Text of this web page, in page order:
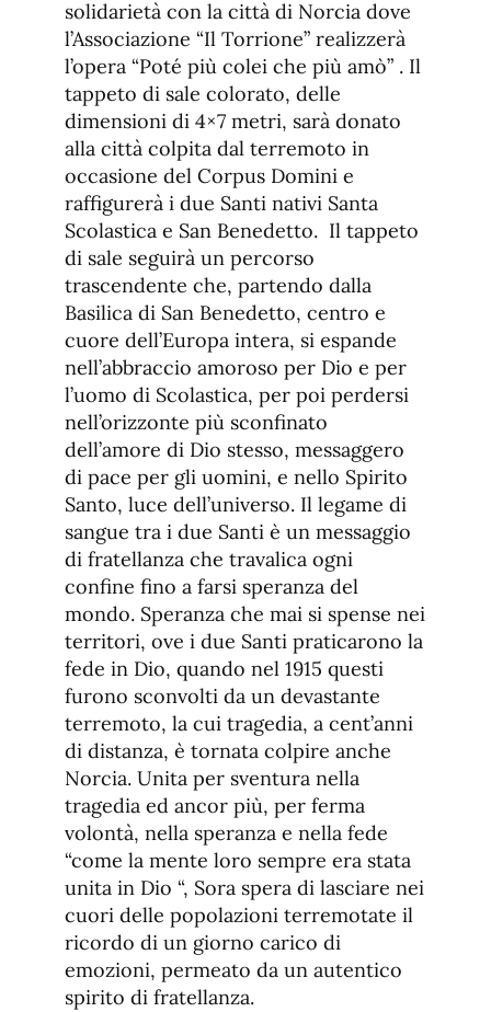
solidarietà con la città di Norcia dove
l’Associazione “Il Torrione” realizzerà
l’opera “Poté più colei che più amò” . Il
tappeto di sale colorato, delle
dimensioni di 4×7 metri, sarà donato
alla città colpita dal terremoto in
occasione del Corpus Domini e
raffigurerà i due Santi nativi Santa
Scolastica e San Benedetto. Il tappeto
di sale seguirà un percorso
trascendente che, partendo dalla
Basilica di San Benedetto, centro e
cuore dell’Europa intera, si espande
nell’abbraccio amoroso per Dio e per
l’uomo di Scolastica, per poi perdersi
nell’orizzonte più sconfinato
dell’amore di Dio stesso, messaggero
di pace per gli uomini, e nello Spirito
Santo, luce dell’universo. Il legame di
sangue tra i due Santi è un messaggio
di fratellanza che travalica ogni
confine fino a farsi speranza del
mondo. Speranza che mai si spense nei
territori, ove i due Santi praticarono la
fede in Dio, quando nel 1915 questi
furono sconvolti da un devastante
terremoto, la cui tragedia, a cent’anni
di distanza, è tornata colpire anche
Norcia. Unita per sventura nella
tragedia ed ancor più, per ferma
volontà, nella speranza e nella fede
“come la mente loro sempre era stata
unita in Dio “, Sora spera di lasciare nei
cuori delle popolazioni terremotate il
ricordo di un giorno carico di
emozioni, permeato da un autentico
spirito di fratellanza.